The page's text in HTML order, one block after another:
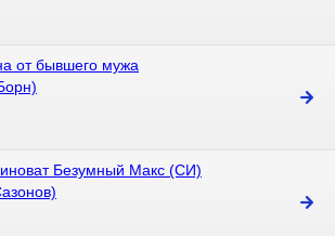
от бывшего мужа
Безумный Макс (СИ)